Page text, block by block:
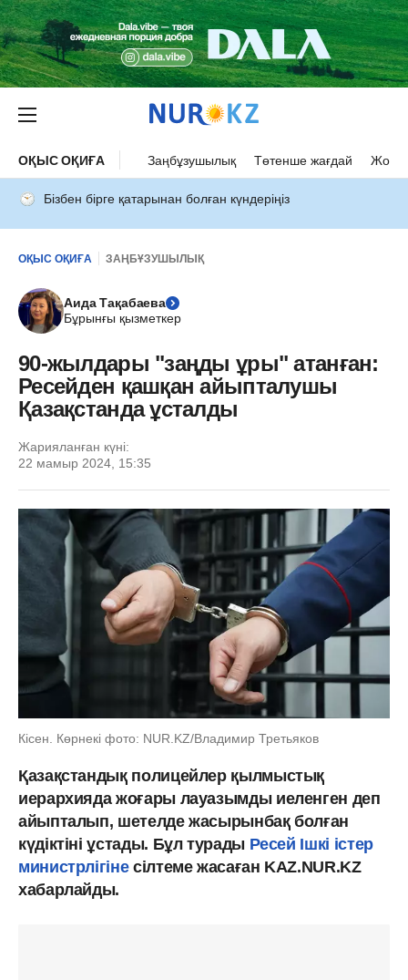
ОҚЫС ОҚИҒА Заңбұзушылық Төтенше жағдай Жол
Бізбен бірге қатарынан болған күндеріңіз
ОҚЫС ОҚИҒА ЗАҢБҰЗУШЫЛЫҚ
Аида Тақабаева
Бұрынғы қызметкер
90-жылдары "заңды ұры" атанған:
Ресейден қашқан айыпталушы
Қазақстанда ұсталды
Жарияланған күні:
22 мамыр 2024, 15:35
Кісен. Көрнекі фото: NUR.KZ/Владимир Третьяков
Қазақстандық полицейлер қылмыстық
иерархияда жоғары лауазымды иеленген деп
айыпталып, шетелде жасырынбақ болған
күдіктіні ұстады. Бұл турады Ресей Ішкі істер
министрлігінесілтеме жасаған KAZ.NUR.KZ
хабарлайды.